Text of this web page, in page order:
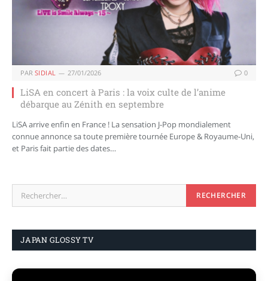
PAR SIDIAL 27/01/2026 0
LiSA en concert à Paris : la voix culte de l’anime
débarque au Zénith en septembre
LiSA arrive enfin en France ! La sensation J-Pop mondialement
connue annonce sa toute première tournée Europe & Royaume-Uni,
et Paris fait partie des dates…
JAPAN GLOSSY TV